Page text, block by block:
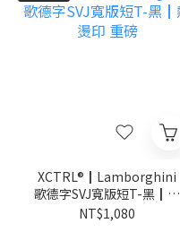
XCTRL®┃Lamborghini
歌德字SVJ寬版短T-黑┃熱
燙印 重磅
NT$1,080